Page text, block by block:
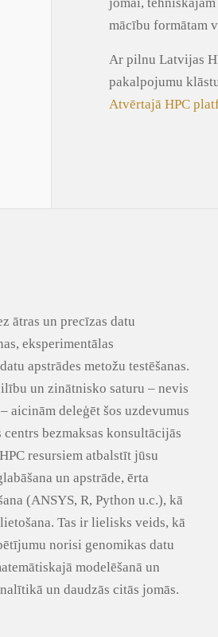
mācību formātam
Ar pilnu Latvijas
pakalpojumu
Atvērtajā HPC
ātras un precīzas datu
eksperimentālas
apstrādes metožu testēšanas.
un zinātnisko saturu – nevis
aicinām deleģēt šos uzdevumus
bezmaksas konsultācijās
resursiem atbalstīt jūsu
un apstrāde, ērta
(ANSYS, R, Python u.c.), kā
Tas ir lielisks veids, kā
norisi genomikas datu
modelēšanā un
un daudzās citās jomās.